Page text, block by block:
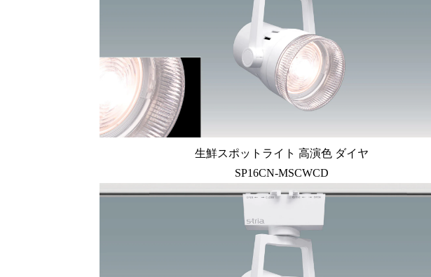
生鮮スポットライト 高演色 ダイヤ
SP16CN-MSCWCD